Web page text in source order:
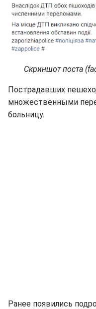
Скриншот поста
Пострадавших
множественными
больницу.
Ранее появились